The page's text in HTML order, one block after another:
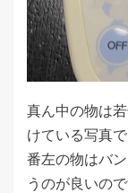
真ん中の物は
けている写真
番左の物はバ
うのが良いの